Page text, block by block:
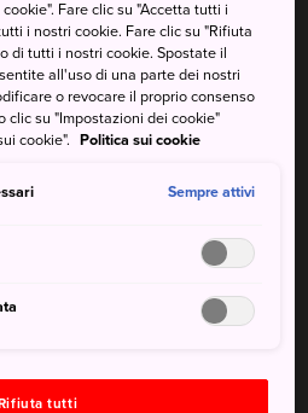
grande struttura dell’isola.
all’enorme portale
Miyajima:
di trasporto
Fare clic su "Accetta tutti i
i nostri cookie. Fare clic su "Rifiuta
di tutti i nostri cookie. Spostate il
all'uso di una parte dei nostri
o revocare il proprio consenso
clic su "Impostazioni dei cookie"
cookie". Politica sui cookie
Sempre attivi
tutti